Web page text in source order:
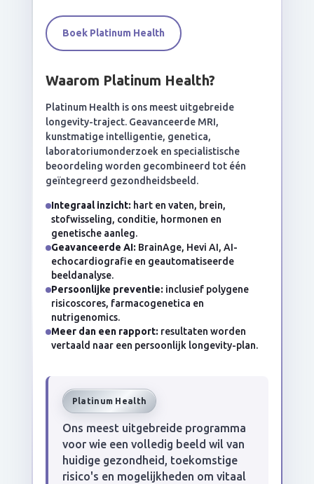
Boek Platinum Health
Waarom Platinum Health?
Platinum Health is ons meest uitgebreide
longevity-traject. Geavanceerde MRI,
kunstmatige intelligentie, genetica,
laboratoriumonderzoek en specialistische
beoordeling worden gecombineerd tot één
geïntegreerd gezondheidsbeeld.
Integraal inzicht: hart en vaten, brein,
stofwisseling, conditie, hormonen en
genetische aanleg.
Geavanceerde AI: BrainAge, Hevi AI, AI-
echocardiografie en geautomatiseerde
beeldanalyse.
Persoonlijke preventie: inclusief polygene
risicoscores, farmacogenetica en
nutrigenomics.
Meer dan een rapport: resultaten worden
vertaald naar een persoonlijk longevity-plan.
Platinum Health
Ons meest uitgebreide programma
voor wie een volledig beeld wil van
huidige gezondheid, toekomstige
risico's en mogelijkheden om vitaal